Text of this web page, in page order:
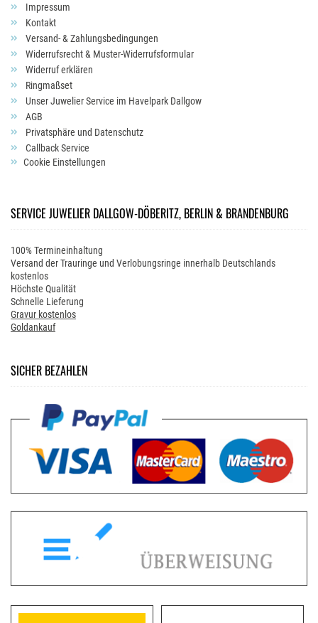
Impressum
Kontakt
Versand- & Zahlungsbedingungen
Widerrufsrecht & Muster-Widerrufsformular
Widerruf erklären
Ringmaßset
Unser Juwelier Service im Havelpark Dallgow
AGB
Privatsphäre und Datenschutz
Callback Service
Cookie Einstellungen
SERVICE JUWELIER DALLGOW-DÖBERITZ, BERLIN & BRANDENBURG
100% Termineinhaltung
Versand der Trauringe und Verlobungsringe innerhalb Deutschlands
kostenlos
Höchste Qualität
Schnelle Lieferung
Gravur kostenlos
Goldankauf
SICHER BEZAHLEN